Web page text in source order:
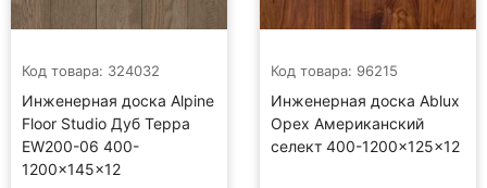
Код товара: 324032
Инженерная доска Alpine
Floor Studio Дуб Терра
EW200-06 400-
1200×145×12
Код товара: 96215
Инженерная доска Ablux
Орех Американский
селект 400-1200×125×12